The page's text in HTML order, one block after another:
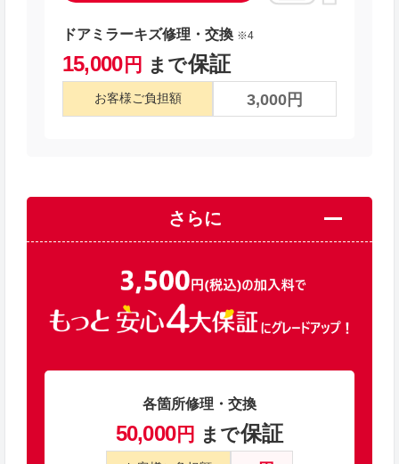
ドアミラーキズ修理・交換 ※4
15,000円 まで保証
お客様ご負担額 3,000円
さらに
各箇所修理・交換
50,000円 まで保証